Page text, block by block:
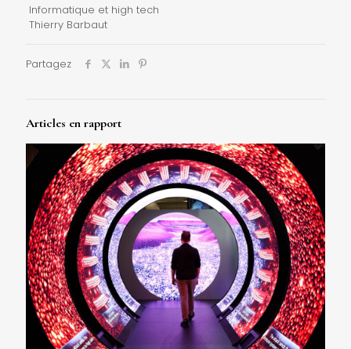
Informatique et high tech
Thierry Barbaut
Partagez
Articles en rapport